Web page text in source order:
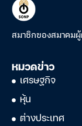
สมาชิกของสมาคม
หมวดข่าว
เศรษฐกิจ
หุ้น
ต่างประเทศ